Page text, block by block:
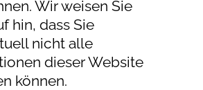
Wir weisen Sie
hin, dass Sie
nicht alle
dieser Website
können.